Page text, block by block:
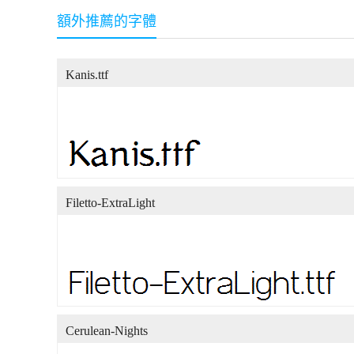
額外推薦的字體
Kanis.ttf
Filetto-ExtraLight
Cerulean-Nights